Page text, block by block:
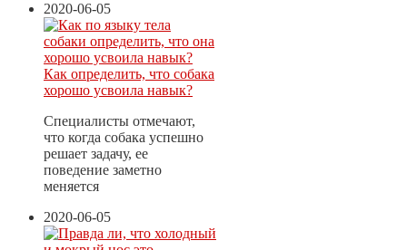
2020-06-05
Как определить, что собака
хорошо усвоила навык?
Специалисты отмечают,
что когда собака успешно
решает задачу, ее
поведение заметно
меняется
2020-06-05